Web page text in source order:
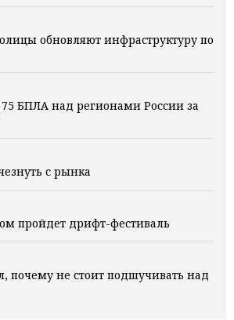
обновляют инфраструктуру по
БПЛА над регионами России за
с рынка
пройдет дрифт-фестиваль
почему не стоит подшучивать над